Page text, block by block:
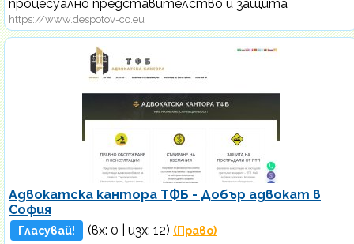
процесуално представителство и защита
https://www.despotov-co.eu
Адвокатска кантора ТФБ - Добър адвокат в
София
Гласувай! (вх: 0 | изх: 12) (Право)